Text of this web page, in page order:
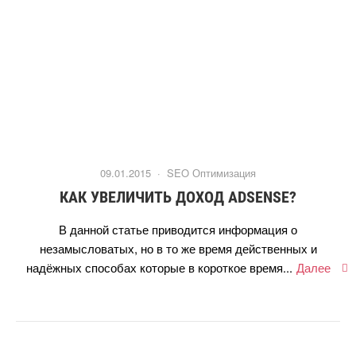
09.01.2015 · SEO Оптимизация
КАК УВЕЛИЧИТЬ ДОХОД ADSENSE?
данной статье приводится информация о
незамысловатых, но в то же время действенных и
надёжных способах которые в короткое время... Далее